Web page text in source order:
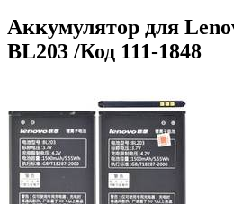
Аккумулятор для
BL203 /Код 111-1848